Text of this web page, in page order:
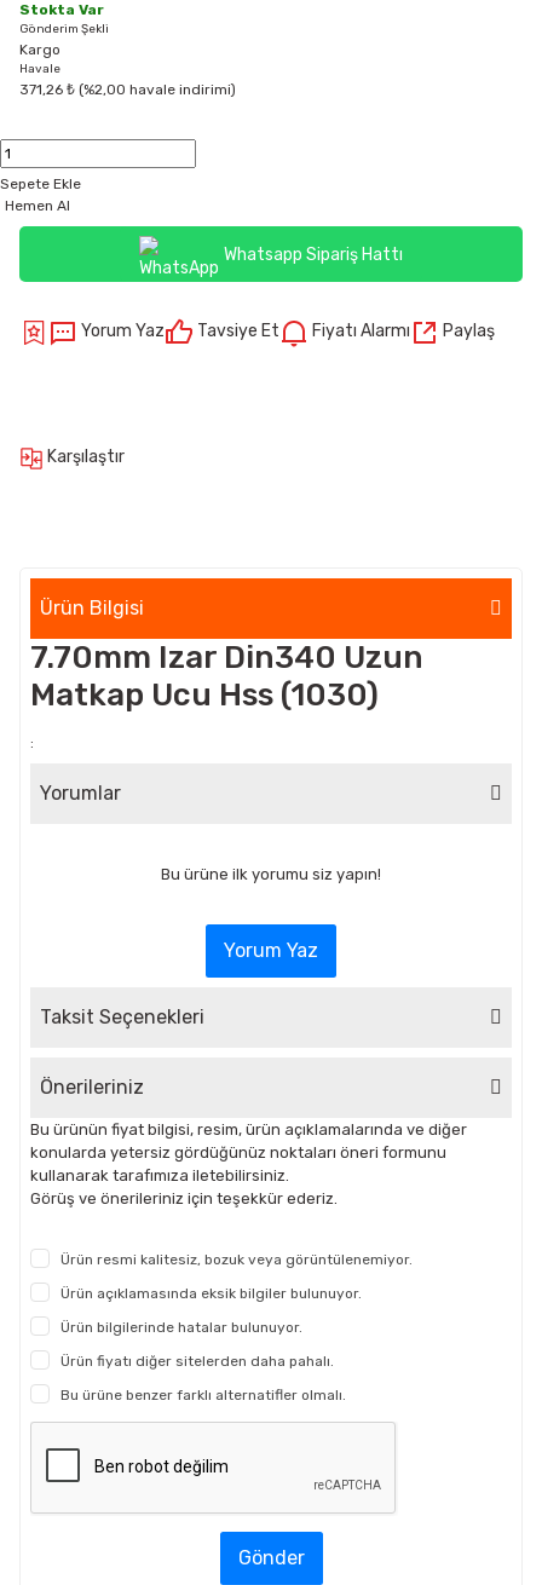
Stokta Var
Gönderim Şekli
Kargo
Havale
371,26 ₺ (%2,00 havale indirimi)
Sepete Ekle
Hemen Al
Whatsapp Sipariş Hattı
Yorum Yaz Tavsiye Et Fiyatı Alarmı Paylaş
Karşılaştır
Ürün Bilgisi
7.70mm Izar Din340 Uzun
Matkap Ucu Hss (1030)
:
Yorumlar
Bu ürüne ilk yorumu siz yapın!
Yorum Yaz
Taksit Seçenekleri
Önerileriniz
Bu ürünün fiyat bilgisi, resim, ürün açıklamalarında ve diğer
konularda yetersiz gördüğünüz noktaları öneri formunu
kullanarak tarafımıza iletebilirsiniz.
Görüş ve önerileriniz için teşekkür ederiz.
Ürün resmi kalitesiz, bozuk veya görüntülenemiyor.
Ürün açıklamasında eksik bilgiler bulunuyor.
Ürün bilgilerinde hatalar bulunuyor.
Ürün fiyatı diğer sitelerden daha pahalı.
Bu ürüne benzer farklı alternatifler olmalı.
Gönder